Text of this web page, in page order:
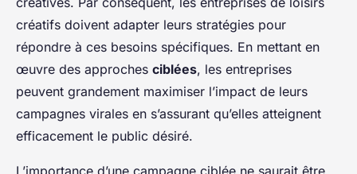
créatifs doivent adapter leurs stratégies pour
répondre à ces besoins spécifiques. En mettant en
œuvre des approches ciblées, les entreprises
peuvent grandement maximiser l’impact de leurs
campagnes virales en s’assurant qu’elles atteignent
efficacement le public désiré.